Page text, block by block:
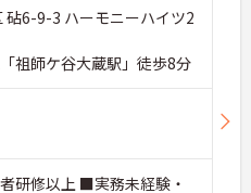
ップします
泊補助などの独
基盤】
盤のもとで働け
制度が整っていま
砧6-9-3 ハーモニーハイツ2
祖師ケ谷大蔵駅」徒歩8分
研修以上 ■実務未経験・